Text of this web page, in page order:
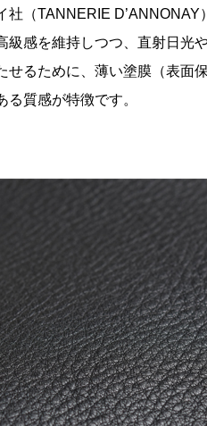
（TANNERIE D’ANNONAY
級感を維持しつつ、直射日光
せるために、薄い塗膜（表面
質感が特徴です。